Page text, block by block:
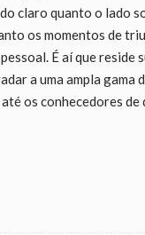
claro quanto o lado
os momentos de
É aí que reside
a uma ampla gama
os conhecedores de